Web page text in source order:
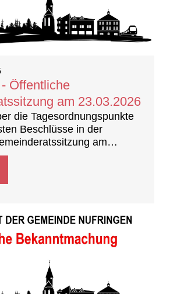
Öffentliche
am 23.03.2026
die Tagesordnungspunkte
Beschlüsse in der
am